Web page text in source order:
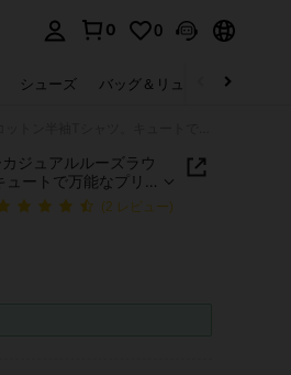
0 0
シューズ バッグ＆リュック
ジュアルルーズラウ
ートで万能なプリ
ョナブルで万能、デ
適。
(2 レビュー)